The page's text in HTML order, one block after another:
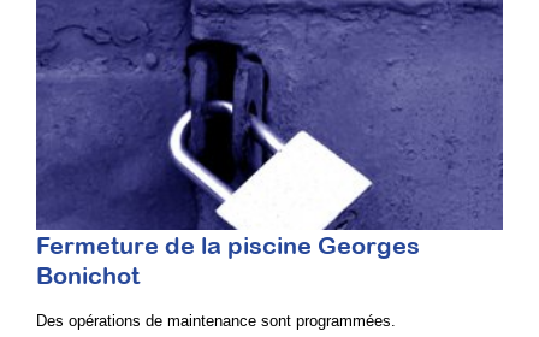
Fermeture de la piscine Georges
Bonichot
Des opérations de maintenance sont programmées.